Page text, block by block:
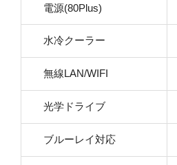
電源(80Plus)
水冷クーラー
無線LAN/WIFI
光学ドライブ
ブルーレイ対応